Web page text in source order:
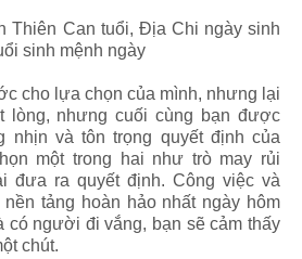
Thiên Can tuổi, Địa Chi ngày sinh
sinh mệnh ngày
cho lựa chọn của mình, nhưng lại
lòng, nhưng cuối cùng bạn được
nhịn và tôn trọng quyết định của
một trong hai như trò may rủi
đưa ra quyết định. Công việc và
tảng hoàn hảo nhất ngày hôm
có người đi vắng, bạn sẽ cảm thấy
chút.